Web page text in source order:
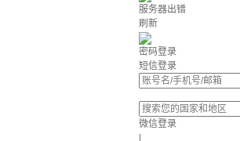
服务器出错
刷新
密码登录
短信登录
微信登录